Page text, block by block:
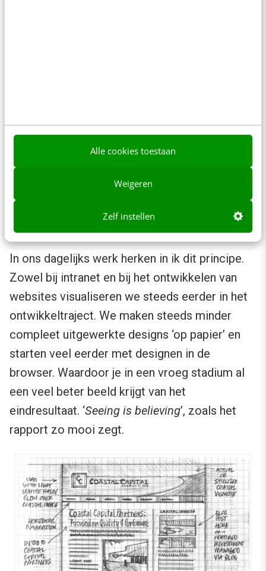
Alle cookies toestaan
Weigeren
Zelf instellen
rondom het proces, en voorusabilitytesting.
Wireframes hielpen de teams bij gesprekken
met de stakeholders maar ook bij de planning.
Snelle tekeningen ondersteunden het proces
om van concept tot concrete ideeën te komen
over design, content en functionaliteit.
In ons dagelijks werk herken in ik dit principe.
Zowel bij intranet en bij het ontwikkelen van
websites visualiseren we steeds eerder in het
ontwikkeltraject. We maken steeds minder
compleet uitgewerkte designs ‘op papier’ en
starten veel eerder met designen in de
browser. Waardoor je in een vroeg stadium al
een veel beter beeld krijgt van het
eindresultaat. ‘Seeing is believing’, zoals het
rapport zo mooi zegt.